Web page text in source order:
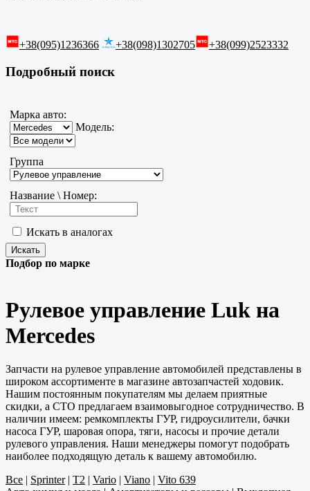
+38(095)1236366 +38(098)1302705 +38(099)2523332
Подробный поиск
Марка авто:
Модель:
Группа
Название \ Номер:
Искать в аналогах
Подбор по марке
Рулевое управление Luk на
Mercedes
Запчасти на рулевое управление автомобилей представлены в
широком ассортименте в магазине автозапчастей ходовик.
Нашим постоянным покупателям мы делаем приятные
скидки, а СТО предлагаем взаимовыгодное сотрудничество. В
наличии имеем: ремкомплекты ГУР, гидроусилители, бачки
насоса ГУР, шаровая опора, тяги, насосы и прочие детали
рулевого управления. Наши менеджеры помогут подобрать
наиболее подходящую деталь к вашему автомобилю.
Все | Sprinter| T2 | Vario | Viano | Vito 639